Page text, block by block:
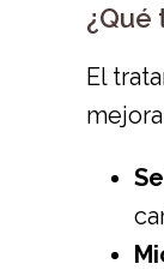
¿Qué
El